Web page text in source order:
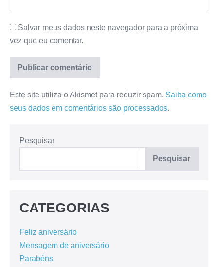
Salvar meus dados neste navegador para a próxima
vez que eu comentar.
Este site utiliza o Akismet para reduzir spam. Saiba como
seus dados em comentários são processados.
Pesquisar
Pesquisar
CATEGORIAS
Feliz aniversário
Mensagem de aniversário
Parabéns